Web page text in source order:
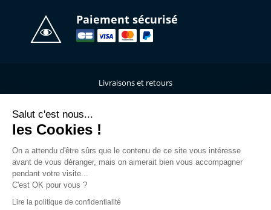
Paiement sécurisé
Livraisons et retours
Qui sommes-nous ?
C.G.V
Guide des tailles
Salut c'est nous...
les Cookies !
On a attendu d'être sûrs que le contenu de ce site vous intéresse
avant de vous déranger, mais on aimerait bien vous accompagner
pendant votre visite...
C'est OK pour vous ?
Lire la politique de confidentialité